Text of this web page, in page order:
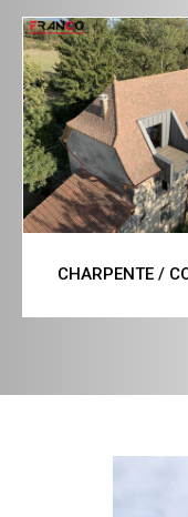
CHARPENTE /